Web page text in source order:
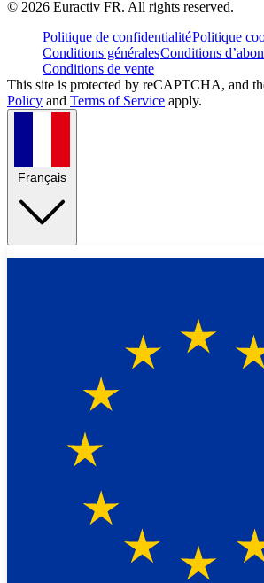
© 2026 Euractiv FR. All rights reserved.
Politique de confidentialitéPolitique
Conditions généralesConditions
Conditions de vente
This site is protected by reCAPTCHA, and
Policy and Terms of Service apply.
Français